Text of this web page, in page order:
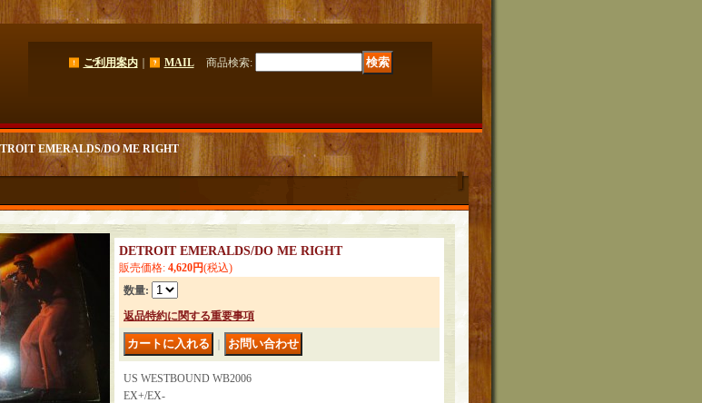
ご利用案内｜ MAIL 商品検索:
EMERALDS/DO ME RIGHT
DETROIT EMERALDS/DO ME RIGHT
販売価格: 4,620円(税込)
数量:
返品特約に関する重要事項
US WESTBOUND WB2006
EX+/EX-